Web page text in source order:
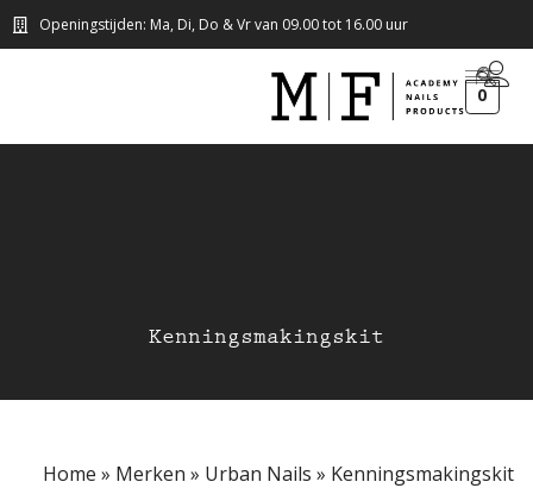
Openingstijden: Ma, Di, Do & Vr van 09.00 tot 16.00 uur
0
Kenningsmakingskit
Home » Merken » Urban Nails » Kenningsmakingskit